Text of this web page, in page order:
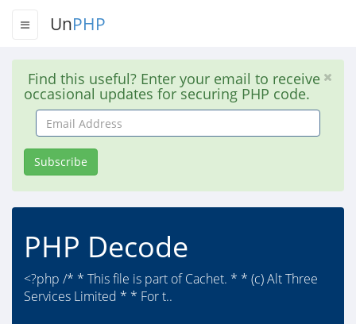
UnPHP
Find this useful? Enter your email to receive
occasional updates for securing PHP code.
Email
Address
Subscribe
PHP Decode
<?php /* * This file is part of Cachet. * * (c) Alt Three
Services Limited * * For t..